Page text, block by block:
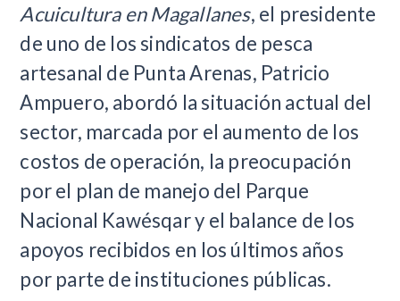
Acuicultura en Magallanes, el presidente
de uno de los sindicatos de pesca
artesanal de Punta Arenas, Patricio
Ampuero, abordó la situación actual del
sector, marcada por el aumento de los
costos de operación, la preocupación
por el plan de manejo del Parque
Nacional Kawésqar y el balance de los
apoyos recibidos en los últimos años
por parte de instituciones públicas.